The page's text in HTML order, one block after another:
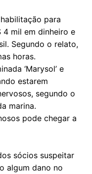
para
4 mil em dinheiro e
Segundo o relato,
horas.
‘Marysol’ e
estarem
segundo o
marina.
pode chegar a
sócios suspeitar
algum dano no